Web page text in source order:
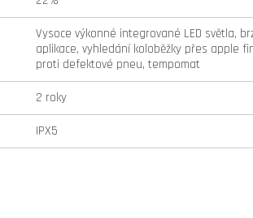
Vysoce výkonné integrované LED světla,
aplikace, vyhledání koloběžky přes apple
proti defektové pneu, tempomat
2 roky
IPX5